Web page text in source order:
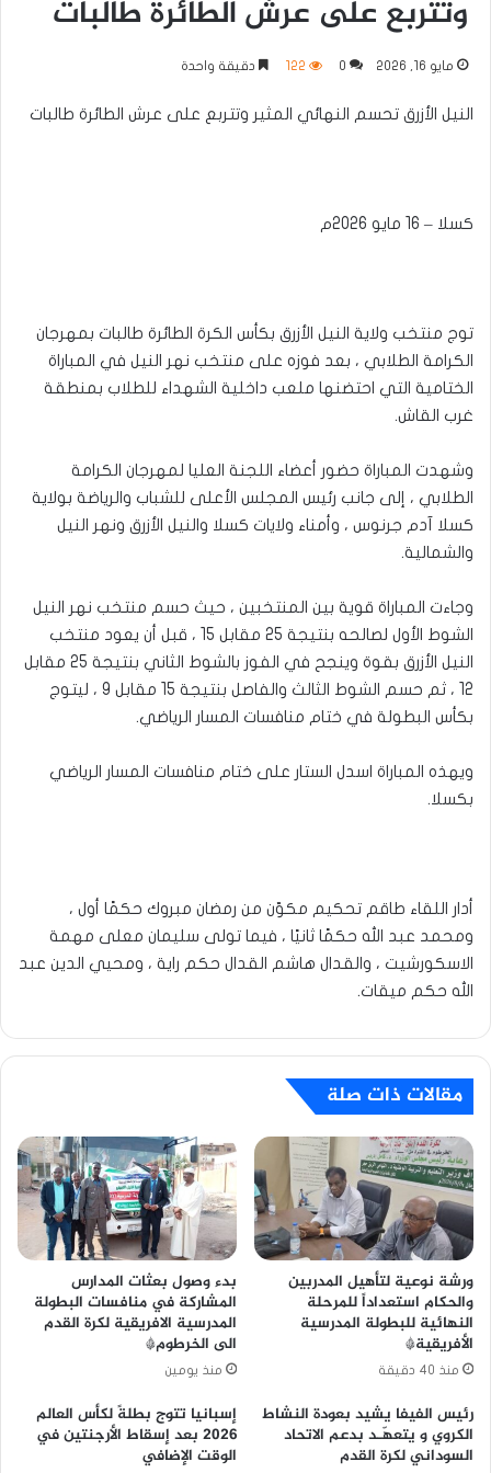
وتتربع على عرش الطائرة طالبات
مايو 16, 2026 0
122 دقيقة واحدة
النيل الأزرق تحسم النهائي المثير وتتربع على عرش الطائرة طالبات
كسلا – 16 مايو 2026م
توج منتخب ولاية النيل الأزرق بكأس الكرة الطائرة طالبات بمهرجان
الكرامة الطلابي ، بعد فوزه على منتخب نهر النيل في المباراة
الختامية التي احتضنها ملعب داخلية الشهداء للطلاب بمنطقة
غرب القاش.
وشهدت المباراة حضور أعضاء اللجنة العليا لمهرجان الكرامة
الطلابي ، إلى جانب رئيس المجلس الأعلى للشباب والرياضة بولاية
كسلا آدم جرنوس ، وأمناء ولايات كسلا والنيل الأزرق ونهر النيل
والشمالية.
وجاءت المباراة قوية بين المنتخبين ، حيث حسم منتخب نهر النيل
الشوط الأول لصالحه بنتيجة 25 مقابل 15 ، قبل أن يعود منتخب
النيل الأزرق بقوة وينجح في الفوز بالشوط الثاني بنتيجة 25 مقابل
12 ، ثم حسم الشوط الثالث والفاصل بنتيجة 15 مقابل 9 ، ليتوج
بكأس البطولة في ختام منافسات المسار الرياضي.
ويهذه المباراة اسدل الستار على ختام منافسات المسار الرياضي
بكسلا.
أدار اللقاء طاقم تحكيم مكوّن من رمضان مبروك حكمًا أول ،
ومحمد عبد الله حكمًا ثانيًا ، فيما تولى سليمان معلى مهمة
الاسكورشيت ، والقدال هاشم القدال حكم راية ، ومحيي الدين عبد
الله حكم ميقات.
مقالات ذات صلة
ورشة نوعية لتأهيل المدربين
والحكام استعداداً للمرحلة
النهائية للبطولة المدرسية
الأفريقية*
منذ 40 دقيقة
بدء وصول بعثات المدارس
المشاركة في منافسات البطولة
المدرسية الافريقية لكرة القدم
الى الخرطوم*
منذ يومين
رئيس الفيفا يشيد بعودة النشاط
الكروي و يتعهّـد بدعم الاتحاد
السوداني لكرة القدم
إسبانيا تتوج بطلةً لكأس العالم
2026 بعد إسقاط الأرجنتين في
الوقت الإضافي